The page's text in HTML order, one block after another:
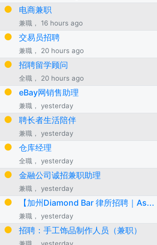
电商兼职
兼職， 16 hours ago
交易员招聘
兼職， 20 hours ago
招聘留学顾问
全職， 20 hours ago
eBay网销售助理
兼職， yesterday
聘长者生活陪伴
兼職， yesterday
仓库经理
全職， yesterday
金融公司诚招兼职助理
兼職， yesterday
【加州Diamond Bar 律所招聘｜As...
兼職， yesterday
招聘：手工饰品制作人员（兼职）
兼職， yesterday